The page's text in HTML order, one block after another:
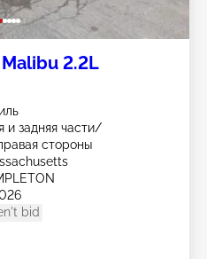
2.2L
и задняя части/
стороны
bid